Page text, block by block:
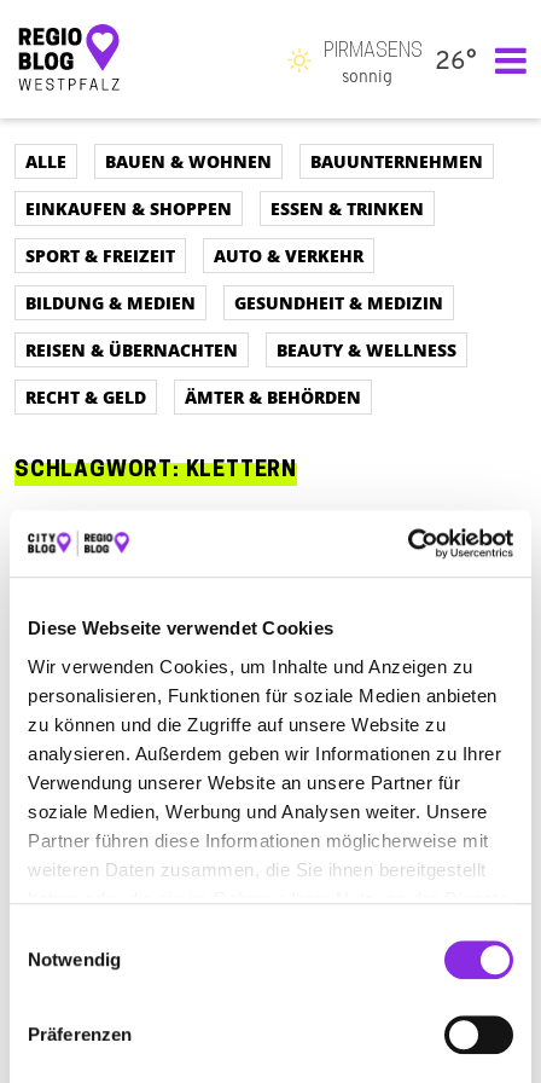
Diese Webseite verwendet Cookies
Wir verwenden Cookies, um Inhalte und Anzeigen zu
personalisieren, Funktionen für soziale Medien anbieten
zu können und die Zugriffe auf unsere Website zu
analysieren. Außerdem geben wir Informationen zu Ihrer
Verwendung unserer Website an unsere Partner für
soziale Medien, Werbung und Analysen weiter. Unsere
Partner führen diese Informationen möglicherweise mit
weiteren Daten zusammen, die Sie ihnen bereitgestellt
Notwendig
Präferenzen
Hauptnavigation
PIRMASENS
sonnig
26°
ALLE BAUEN & WOHNEN
BAUUNTERNEHMEN
EINKAUFEN & SHOPPEN
ESSEN & TRINKEN
SPORT & FREIZEIT
AUTO & VERKEHR
BILDUNG & MEDIEN
GESUNDHEIT & MEDIZIN
REISEN & ÜBERNACHTEN
BEAUTY & WELLNESS
RECHT & GELD
ÄMTER & BEHÖRDEN
SCHLAGWORT:KLETTERN
ALLE AUTO & VERKEHR
ÄMTER & BEHÖRDEN
ESSEN & TRINKEN
SPORT & FREIZEIT
EINKAUFEN & SHOPPEN
REISEN & ÜBERNACHTEN
BEAUTY & WELLNESS
GESUNDHEIT & MEDIZIN
RECHT & GELD
BAUEN & WOHNEN
SERVICE & DIENSTLEISTUNGEN
BILDUNG & MEDIEN